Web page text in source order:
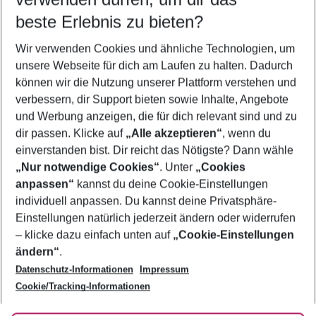
5-8 Nächte
2 Erwachsene Keine Kinder
Mehr Filter anzeigen
Footer
Footer navigation
Über uns
AGB
Bestpreisgarantie
Cookie-Einstellungen ändern
Cookie-Richtlinie
Agenturbetreuung
Barrierefreies Reisen
Folge uns
beste Erlebnis zu bieten?
Wir verwenden Cookies und ähnliche Technologien, um
unsere Webseite für dich am Laufen zu halten. Dadurch
können wir die Nutzung unserer Plattform verstehen und
verbessern, dir Support bieten sowie Inhalte, Angebote
und Werbung anzeigen, die für dich relevant sind und zu
dir passen. Klicke auf „Alle akzeptieren“, wenn du
einverstanden bist. Dir reicht das Nötigste? Dann wähle
„Nur notwendige Cookies“. Unter „Cookies
anpassen“ kannst du deine Cookie-Einstellungen
individuell anpassen. Du kannst deine Privatsphäre-
Einstellungen natürlich jederzeit ändern oder widerrufen
– klicke dazu einfach unten auf „Cookie-Einstellungen
ändern“.
Datenschutz-Informationen
Impressum
Cookie/Tracking-Informationen